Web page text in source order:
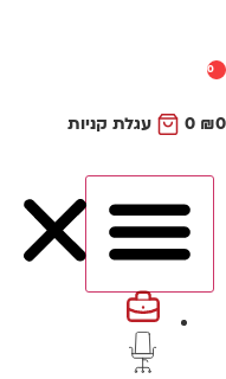
0
₪
0 עגלת קניות